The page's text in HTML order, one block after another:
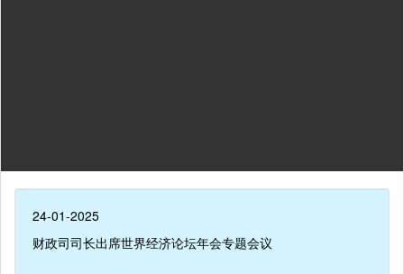
24-01-2025
财政司司长出席世界经济论坛年会专题会议